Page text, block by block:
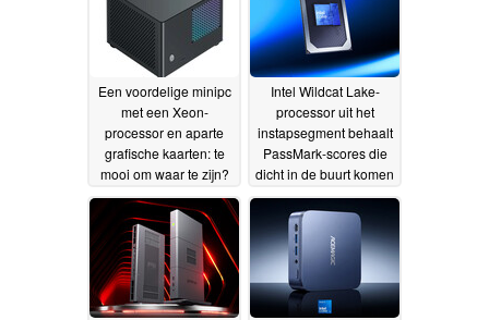
Een voordelige minipc
met een Xeon-
processor en aparte
grafische kaarten: te
mooi om waar te zijn?
26-06-2026
Intel Wildcat Lake-
processor uit het
instapsegment behaalt
PassMark-scores die
dicht in de buurt komen
van die van de A18 Pro
van de MacBook Neo
22-06-2026